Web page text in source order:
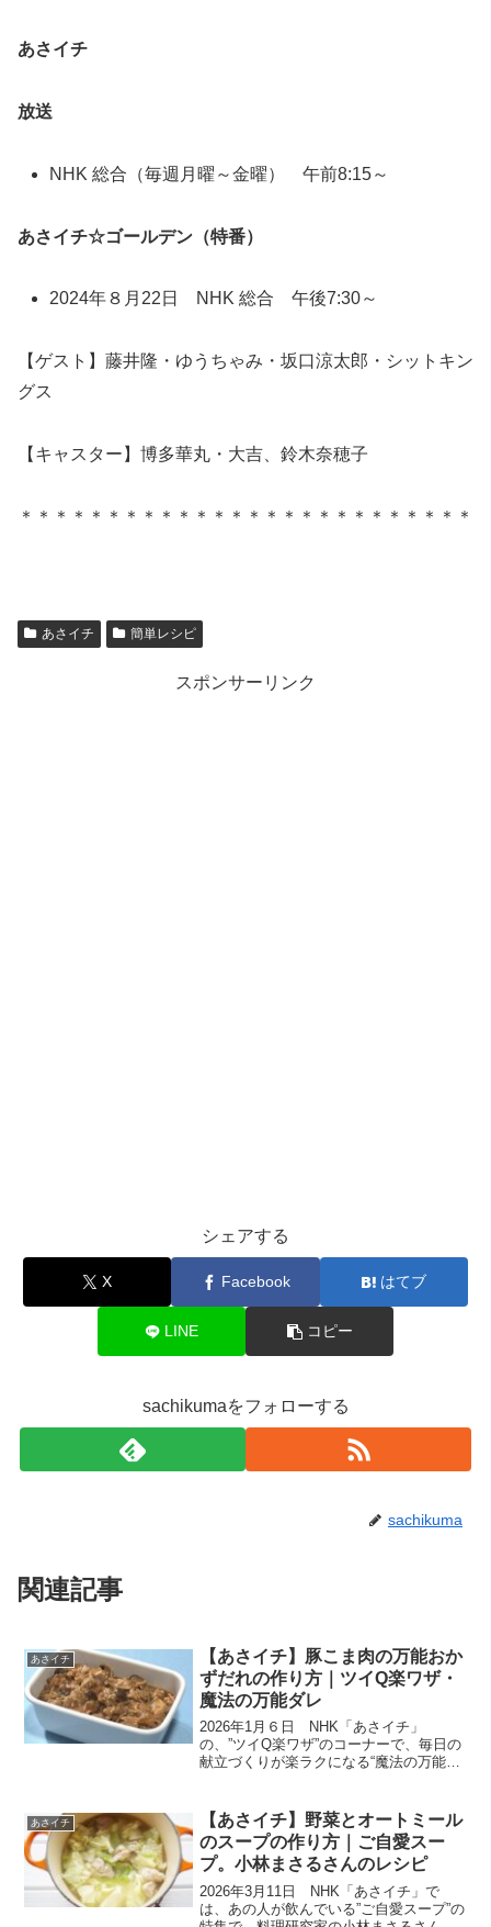
あさイチ
放送
NHK 総合（毎週月曜～金曜） 午前8:15～
あさイチ☆ゴールデン（特番）
2024年８月22日 NHK 総合 午後7:30～
【ゲスト】藤井隆・ゆうちゃみ・坂口涼太郎・シットキン
グス
【キャスター】博多華丸・大吉、鈴木奈穂子
＊＊＊＊＊＊＊＊＊＊＊＊＊＊＊＊＊＊＊＊＊＊＊＊＊＊
あさイチ 簡単レシピ
スポンサーリンク
シェアする
X Facebook はてブ
LINE コピー
sachikumaをフォローする
sachikuma
関連記事
あさイチ
【あさイチ】豚こま肉の万能おか
ずだれの作り方｜ツイQ楽ワザ・
魔法の万能ダレ
2026年1月６日 NHK「あさイチ」
の、”ツイQ楽ワザ”のコーナーで、毎日の
献立づくりが楽ラクになる“魔法の万能ダ
け！』『サラダにかけるだけ！』そのう
え『炒め物の味付...
あさイチ
【あさイチ】野菜とオートミール
のスープの作り方｜ご自愛スー
プ。小林まさるさんのレシピ
2026年3月11日 NHK「あさイチ」で
は、あの人が飲んでいる”ご自愛スープ”の